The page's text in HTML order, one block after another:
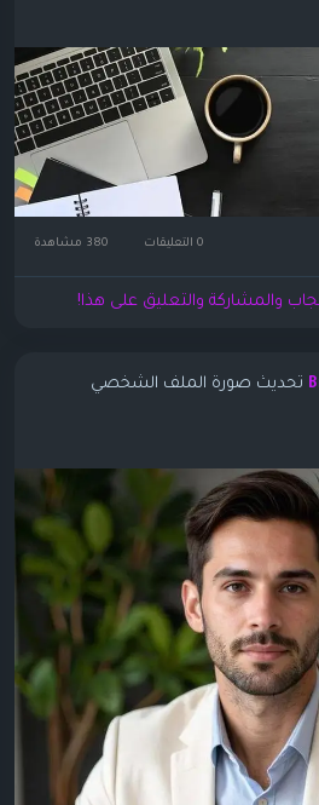
0 التعليقات
والمشاركة والتعليق على هذا!
تحديث صورة الملف الشخصي